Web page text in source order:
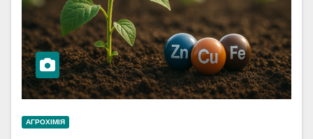
АГРОХІМІЯ